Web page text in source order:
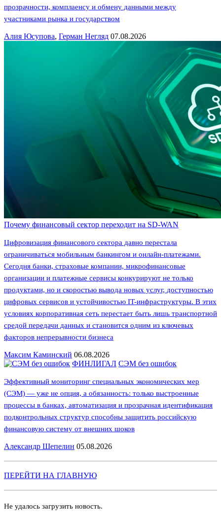
прозрачности, комплаенсу и обмену данными между
участниками рынка и государством
Алия Юсупова, Герман Негляд 07.08.2026
Почему финансовый сектор переходит на SD-WAN
Цифровизация финансового сектора давно перестала
ограничиваться мобильным банкингом и онлайн-платежами.
Сегодня банки, страховые компании, микрофинансовые
организации и платежные сервисы конкурируют не только
продуктами, но и скоростью вывода новых услуг, доступностью
цифровых сервисов и устойчивостью IT-инфраструктуры. В этих
условиях корпоративная сеть перестает быть лишь транспортной
средой передачи данных и становится одним из ключевых
факторов непрерывности бизнеса
Максим Каминский 06.08.2026
ФИНЛИГАЛ СЭМ без ошибок
Эффективный мониторинг специальных экономических мер
(СЭМ) — уже не опция, а обязанность: только выстроенные
процессы в банках, автоматизация и прозрачная идентификация
подконтрольных структур способны защитить российскую
финансовую систему от внешних шоков
Александр Шепелин 05.08.2026
ПЕРЕЙТИ НА ГЛАВНУЮ
Не удалось загрузить новость.